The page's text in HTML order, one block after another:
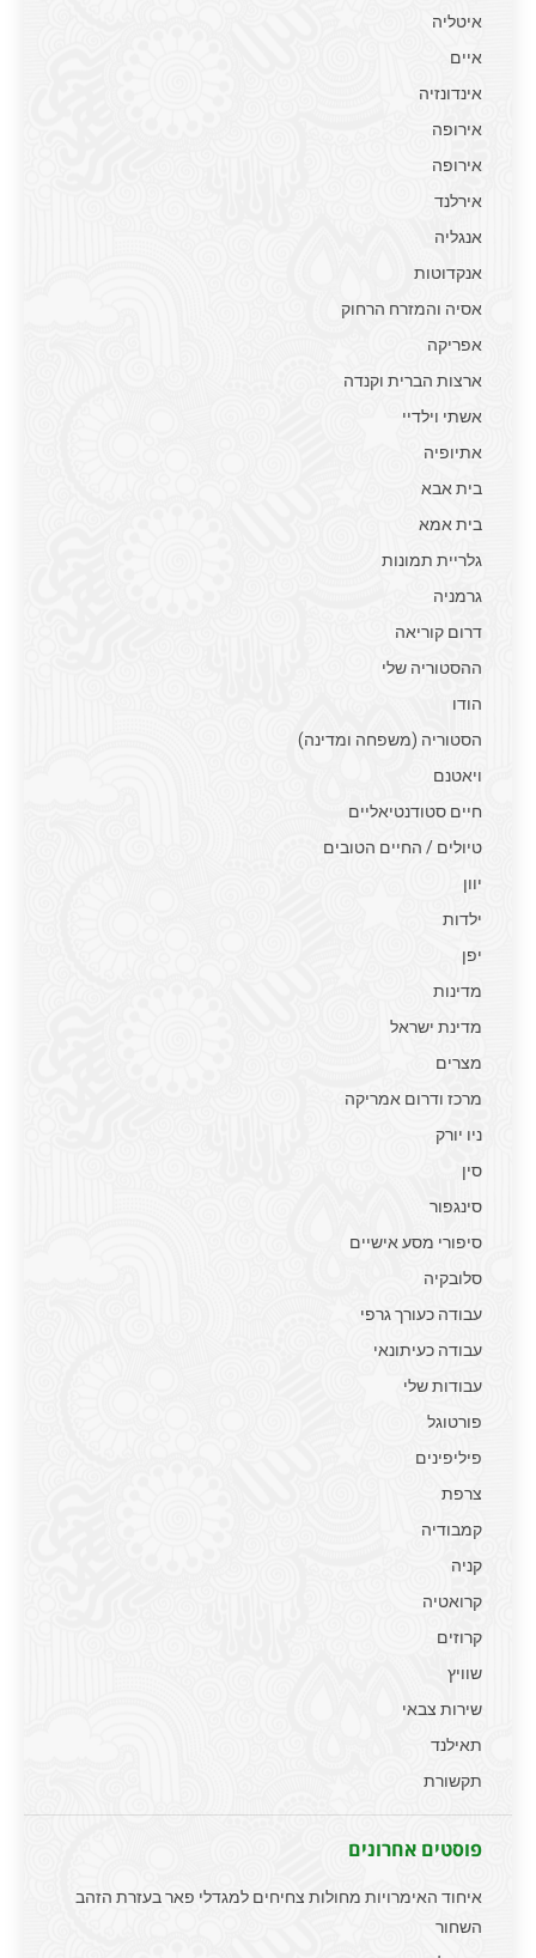
איטליה
איים
אינדונזיה
אירופה
אירופה
אירלנד
אנגליה
אנקדוטות
אסיה והמזרח הרחוק
אפריקה
ארצות הברית וקנדה
אשתי וילדיי
אתיופיה
בית אבא
בית אמא
גלריית תמונות
גרמניה
דרום קוריאה
ההסטוריה שלי
הודו
הסטוריה (משפחה ומדינה)
ויאטנם
חיים סטודנטיאליים
טיולים / החיים הטובים
יוון
ילדות
יפן
מדינות
מדינת ישראל
מצרים
מרכז ודרום אמריקה
ניו יורק
סין
סינגפור
סיפורי מסע אישיים
סלובקיה
עבודה כעורך גרפי
עבודה כעיתונאי
עבודות שלי
פורטוגל
פיליפינים
צרפת
קמבודיה
קניה
קרואטיה
קרוזים
שוויץ
שירות צבאי
תאילנד
תקשורת
פוסטים אחרונים
איחוד האימרויות מחולות צחיחים למגדלי פאר בעזרת הזהב
השחור